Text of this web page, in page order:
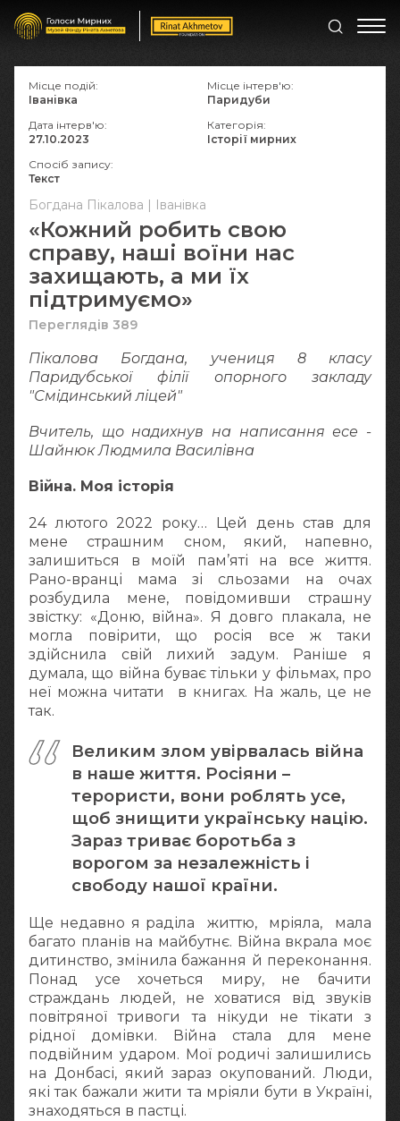
Богдана Пікалова | Іванівка
«Кожний робить свою
справу, наші воїни нас
захищають, а ми їх
підтримуємо»
Переглядів 389
Пікалова Богдана, учениця 8 класу
Паридубської філії опорного закладу
"Смідинський ліцей"
Вчитель, що надихнув на написання есе -
Шайнюк Людмила Василівна
Війна. Моя історія
24 лютого 2022 року… Цей день став для
мене страшним сном, який, напевно,
залишиться в моїй пам’яті на все життя.
Рано-вранці мама зі сльозами на очах
розбудила мене, повідомивши страшну
звістку: «Доню, війна». Я довго плакала, не
могла повірити, що росія все ж таки
здійснила свій лихий задум. Раніше я
думала, що війна буває тільки у фільмах, про
неї можна читати в книгах. На жаль, це не
так.
Великим злом увірвалась війна
в наше життя. Росіяни –
терористи, вони роблять усе,
щоб знищити українську націю.
Зараз триває боротьба з
ворогом за незалежність і
свободу нашої країни.
Ще недавно я раділа життю, мріяла, мала
багато планів на майбутнє. Війна вкрала моє
дитинство, змінила бажання й переконання.
Понад усе хочеться миру, не бачити
страждань людей, не ховатися від звуків
повітряної тривоги та нікуди не тікати з
рідної домівки. Війна стала для мене
подвійним ударом. Мої родичі залишились
на Донбасі, який зараз окупований. Люди,
які так бажали жити та мріяли бути в Україні,
знаходяться в пастці.
Місце подій:
Іванівка
Місце інтерв'ю:
Паридуби
Дата інтерв'ю:
27.10.2023
Категорія:
Історії мирних
Спосіб запису:
Текст